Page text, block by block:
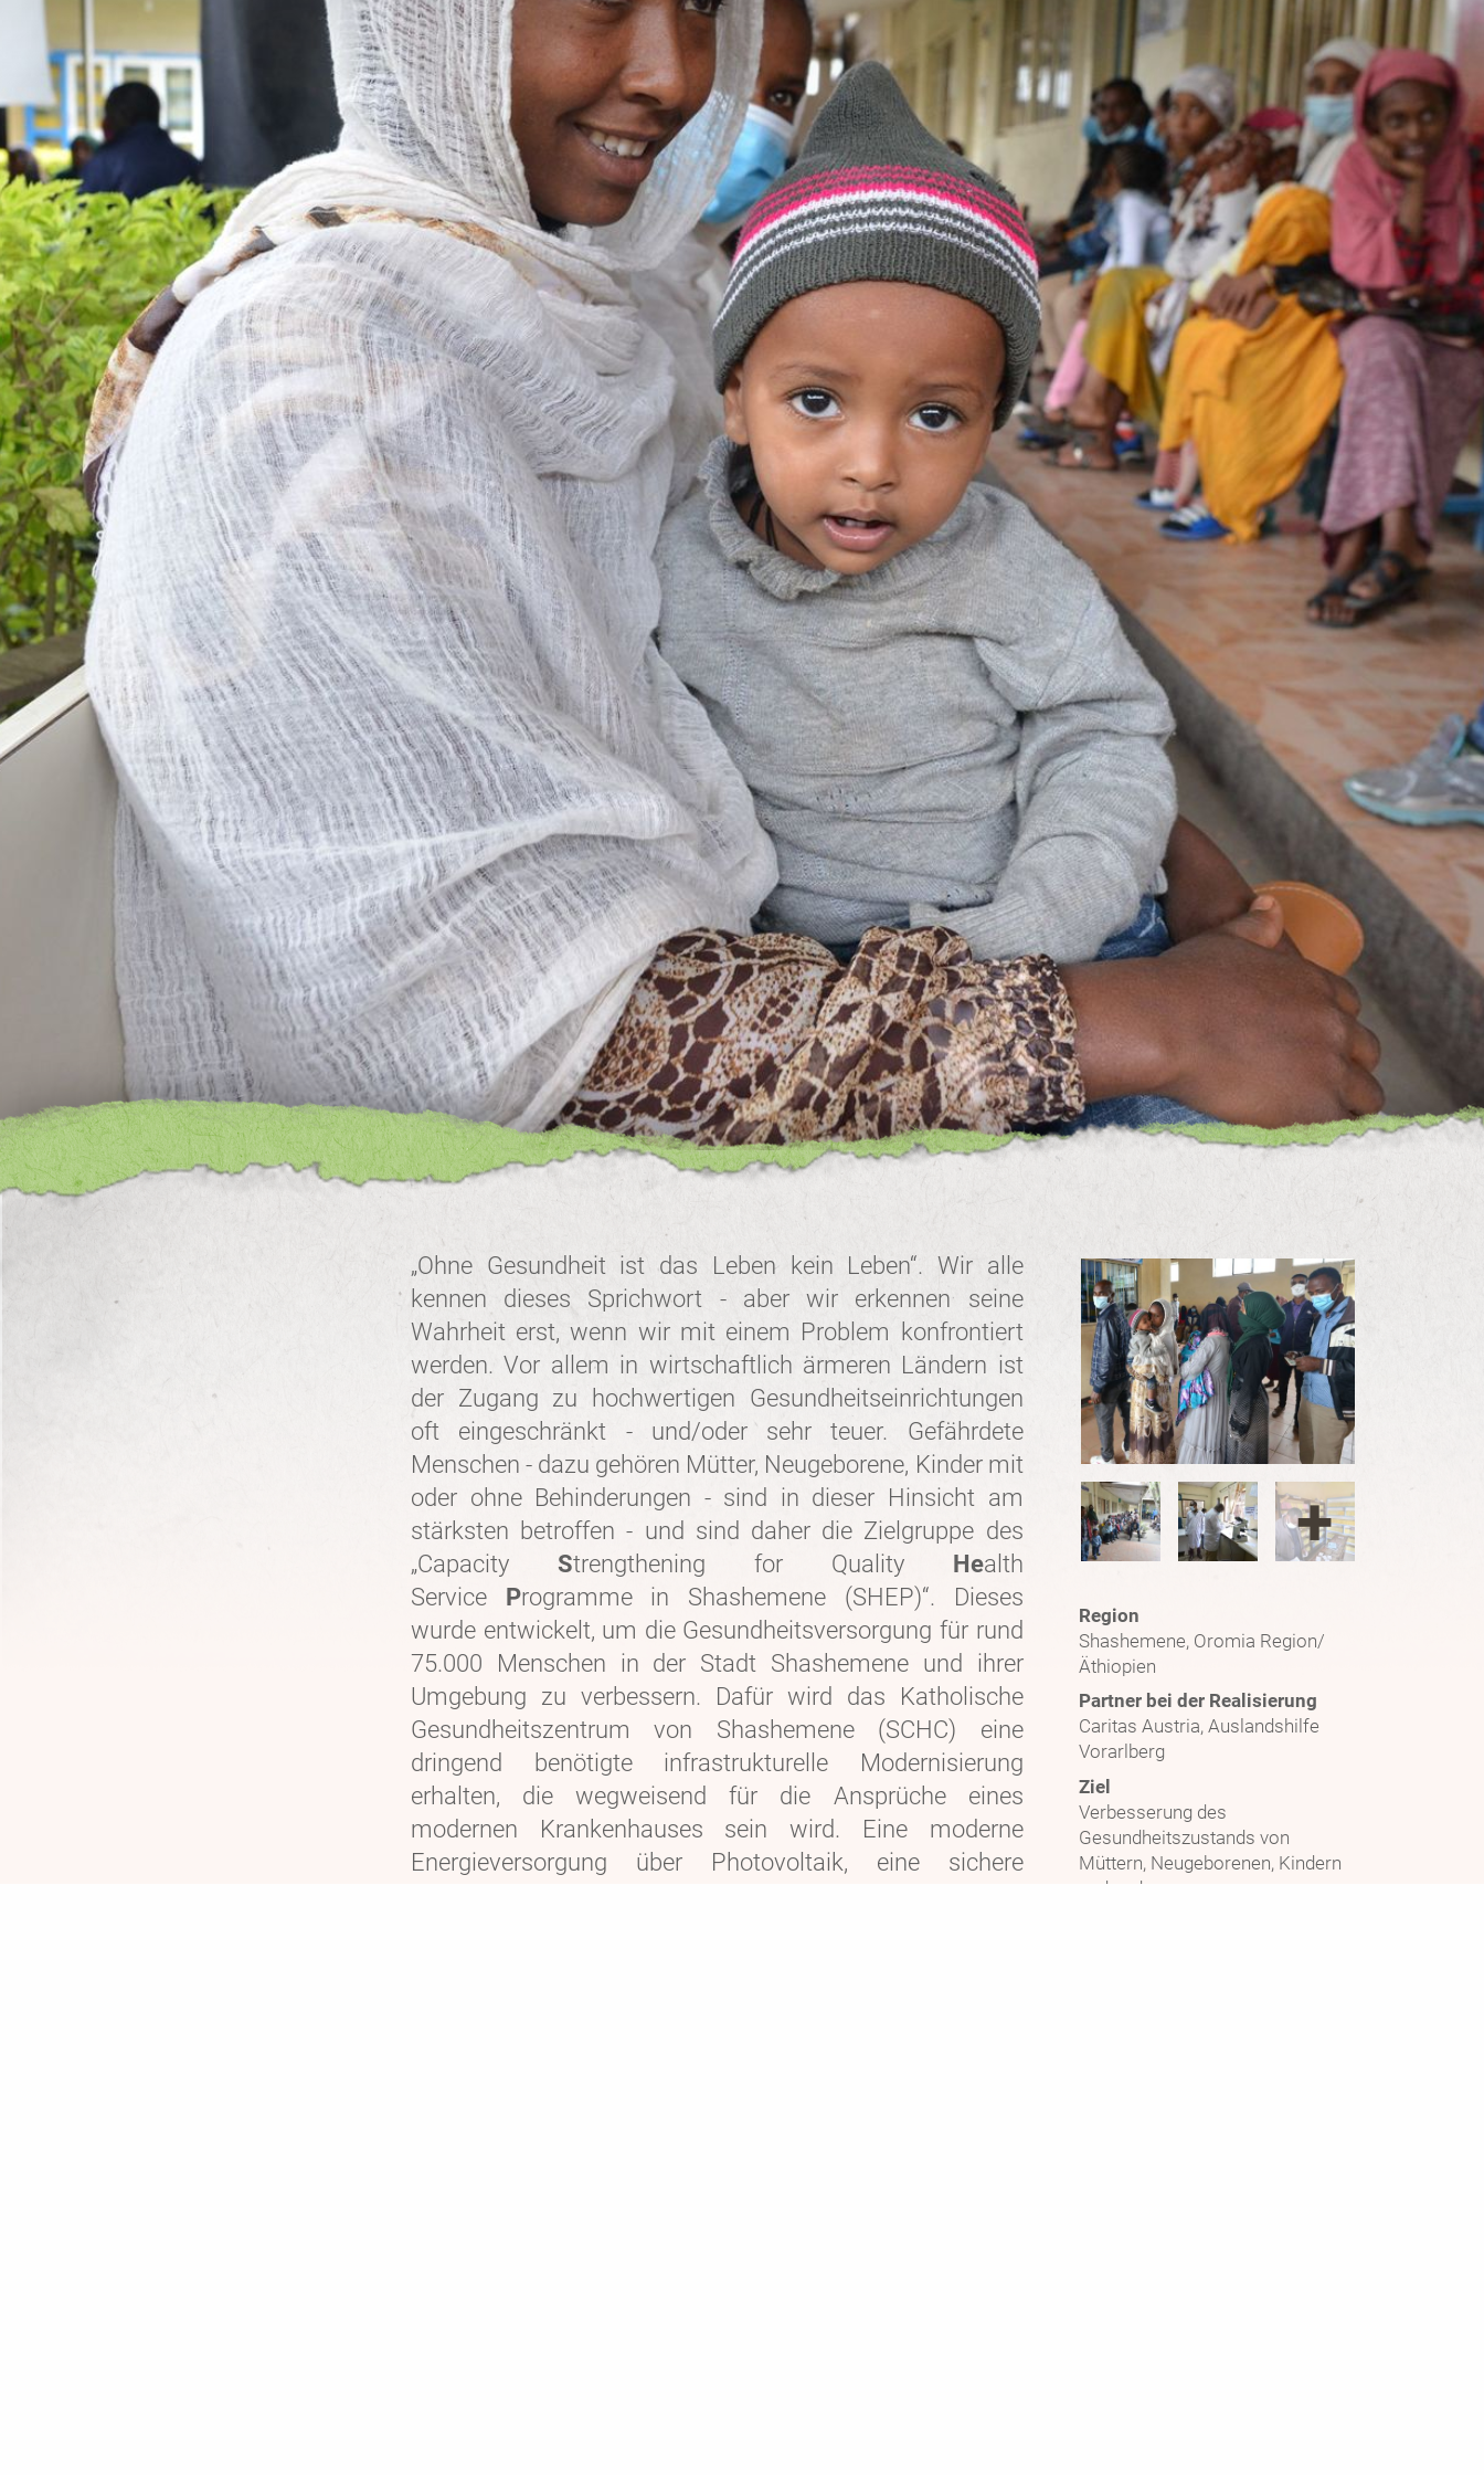
„Ohne Gesundheit ist das Leben kein Leben“. Wir alle
kennen dieses Sprichwort - aber wir erkennen seine
Wahrheit erst, wenn wir mit einem Problem konfrontiert
werden. Vor allem in wirtschaftlich ärmeren Ländern ist
der Zugang zu hochwertigen Gesundheitseinrichtungen
oft eingeschränkt - und/oder sehr teuer. Gefährdete
Menschen - dazu gehören Mütter, Neugeborene, Kinder mit
oder ohne Behinderungen - sind in dieser Hinsicht am
stärksten betroffen - und sind daher die Zielgruppe des
„Capacity Strengthening for Quality Health
Service
Programme in Shashemene (SHEP)“. Dieses
wurde entwickelt, um die Gesundheitsversorgung für rund
75.000 Menschen in der Stadt Shashemene und ihrer
Umgebung zu verbessern. Dafür wird das Katholische
Gesundheitszentrum von Shashemene (SCHC) eine
dringend benötigte infrastrukturelle Modernisierung
erhalten, die wegweisend für die Ansprüche eines
modernen Krankenhauses sein wird. Eine moderne
Energieversorgung über Photovoltaik, eine sichere
Region
Shashemene, Oromia Region/
Äthiopien
Partner bei der Realisierung
Caritas Austria, Auslandshilfe
Vorarlberg
Ziel
Verbesserung des
Gesundheitszustands von
Müttern, Neugeborenen, Kindern
und anderen